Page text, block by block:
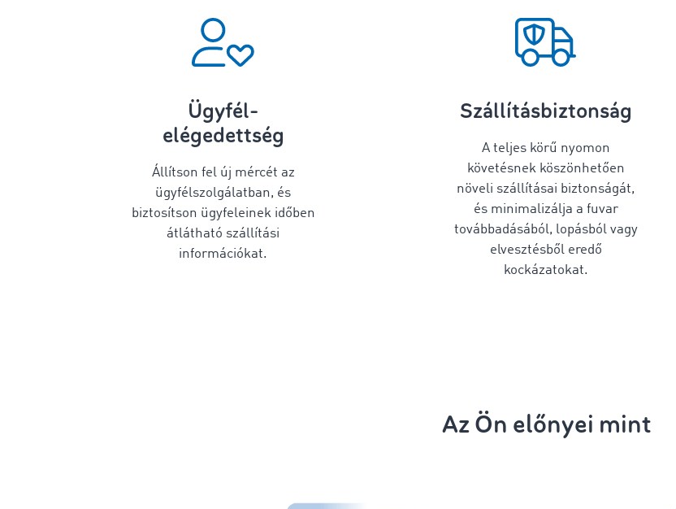
Ügyfél-
elégedettség
Állítson fel új mércét az
ügyfélszolgálatban, és
biztosítson ügyfeleinek időben
átlátható szállítási
információkat.
Szállításbiztonság
A teljes körű nyomon
követésnek köszönhetően
növeli szállításai biztonságát,
és minimalizálja a fuvar
továbbadásából, lopásból vagy
elvesztésből eredő
kockázatokat.
Az Ön előnyei mint